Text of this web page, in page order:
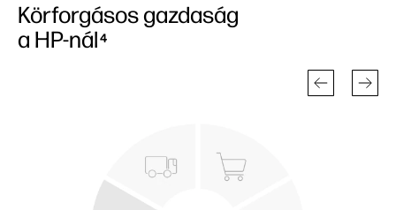
Körforgásos gazdaság
a HP-nál 4